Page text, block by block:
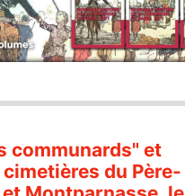
communards" et
du Père-